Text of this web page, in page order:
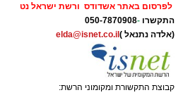
שחילקתי עלונים בבית
החירום. יצאתי מיד למקום
בבכי ובהיסטריה מכך שבנה
שעוברי אורח מסביב ניסו
חילוץ מהירות בחשכה,
לפרסום באתר אשדודס ורשת ישראל נט
התקשרו -
050-7870908
(אלדה נתנאל ) elda@isnet.co.il
קבוצת התקשורת ומקומוני הרשת: